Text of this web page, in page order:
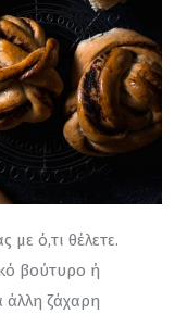
με ό,τι θέλετε.
βούτυρο ή
άλλη ζάχαρη